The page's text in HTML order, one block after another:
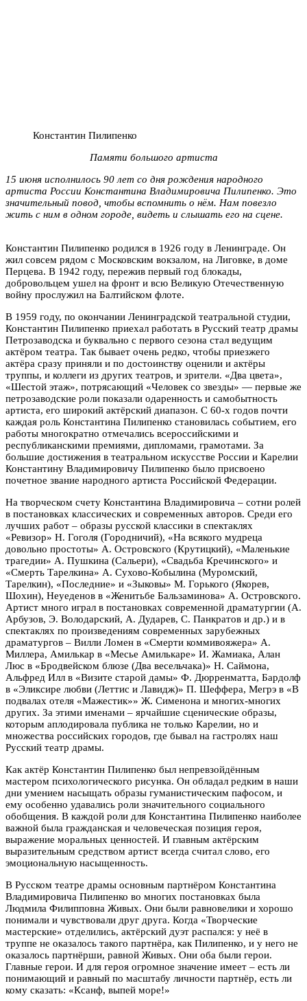
Константин Пилипенко
Памяти большого артиста
15 июня исполнилось 90 лет со дня рождения народного
артиста России Константина Владимировича Пилипенко. Это
значительный повод, чтобы вспомнить о нём. Нам повезло
жить с ним в одном городе, видеть и слышать его на сцене.
Константин Пилипенко родился в 1926 году в Ленинграде. Он
жил совсем рядом с Московским вокзалом, на Лиговке, в доме
Перцева. В 1942 году, пережив первый год блокады,
добровольцем ушел на фронт и всю Великую Отечественную
войну прослужил на Балтийском флоте.
В 1959 году, по окончании Ленинградской театральной студии,
Константин Пилипенко приехал работать в Русский театр драмы
Петрозаводска и буквально с первого сезона стал ведущим
актёром театра. Так бывает очень редко, чтобы приезжего
актёра сразу приняли и по достоинству оценили и актёры
труппы, и коллеги из других театров, и зрители. «Два цвета»,
«Шестой этаж», потрясающий «Человек со звезды» — первые же
петрозаводские роли показали одаренность и самобытность
артиста, его широкий актёрский диапазон. С 60-х годов почти
каждая роль Константина Пилипенко становилась событием, его
работы многократно отмечались всероссийскими и
республиканскими премиями, дипломами, грамотами. За
большие достижения в театральном искусстве России и Карелии
Константину Владимировичу Пилипенко было присвоено
почетное звание народного артиста Российской Федерации.
На творческом счету Константина Владимировича – сотни ролей
в постановках классических и современных авторов. Среди его
лучших работ – образы русской классики в спектаклях
«Ревизор» Н. Гоголя (Городничий), «На всякого мудреца
довольно простоты» А. Островского (Крутицкий), «Маленькие
трагедии» А. Пушкина (Сальери), «Свадьба Кречинского» и
«Смерть Тарелкина» А. Сухово-Кобылина (Муромский,
Тарелкин), «Последние» и «Зыковы» М. Горького (Якорев,
Шохин), Неуеденов в «Женитьбе Бальзаминова» А. Островского.
Артист много играл в постановках современной драматургии (А.
Арбузов, Э. Володарский, А. Дударев, С. Панкратов и др.) и в
спектаклях по произведениям современных зарубежных
драматургов – Вилли Ломен в «Смерти коммивояжера» А.
Миллера, Амилькар в «Месье Амилькаре» И. Жамиака, Алан
Люс в «Бродвейском блюзе (Два весельчака)» Н. Саймона,
Альфред Илл в «Визите старой дамы» Ф. Дюрренматта, Бардолф
в «Эликсире любви (Леттис и Лавидж)» П. Шеффера, Мегрэ в «В
подвалах отеля «Мажестик»» Ж. Сименона и многих-многих
других. За этими именами – ярчайшие сценические образы,
которым аплодировала публика не только Карелии, но и
множества российских городов, где бывал на гастролях наш
Русский театр драмы.
Как актёр Константин Пилипенко был непревзойдённым
мастером психологического рисунка. Он обладал редким в наши
дни умением насыщать образы гуманистическим пафосом, и
ему особенно удавались роли значительного социального
обобщения. В каждой роли для Константина Пилипенко наиболее
важной была гражданская и человеческая позиция героя,
выражение моральных ценностей. И главным актёрским
выразительным средством артист всегда считал слово, его
эмоциональную насыщенность.
В Русском театре драмы основным партнёром Константина
Владимировича Пилипенко во многих постановках была
Людмила Филипповна Живых. Они были равновелики и хорошо
понимали и чувствовали друг друга. Когда «Творческие
мастерские» отделились, актёрский дуэт распался: у неё в
труппе не оказалось такого партнёра, как Пилипенко, и у него не
оказалось партнёрши, равной Живых. Они оба были герои.
Главные герои. И для героя огромное значение имеет – есть ли
понимающий и равный по масштабу личности партнёр, есть ли
кому сказать: «Ксанф, выпей море!»